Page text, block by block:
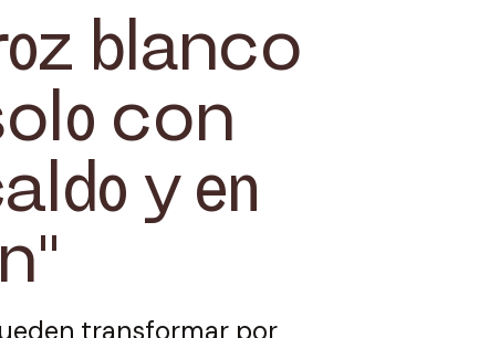
blanco
con
y en
transformar por